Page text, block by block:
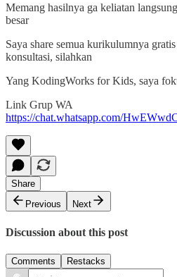
Memang hasilnya ga keliatan
besar
Saya share semua kurikulumnya
konsultasi, silahkan
Yang KodingWorks for Kids, saya
Link Grup WA
https://chat.whatsapp.com/
Share
Previous
Next
Discussion about this post
Comments Restacks